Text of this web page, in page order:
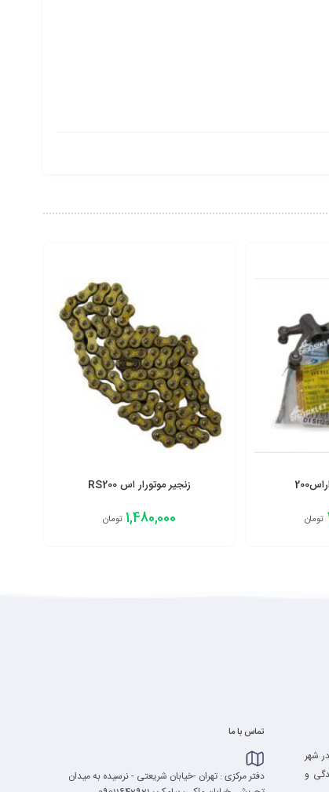
تومان
زنجیر موتورار اس RS200
1,480,000 تومان
شهر
و
تماس با ما
دفتر مرکزی : تهران -خیابان شریعتی - نرسیده به میدان